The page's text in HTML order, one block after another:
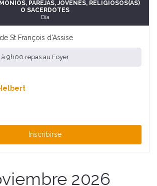
PAREJAS, JÓVENES, RELIGIOSOS(AS)
O SACERDOTES
Día
St François d'Assise
9h00 repas au Foyer
Inscribirse
2026